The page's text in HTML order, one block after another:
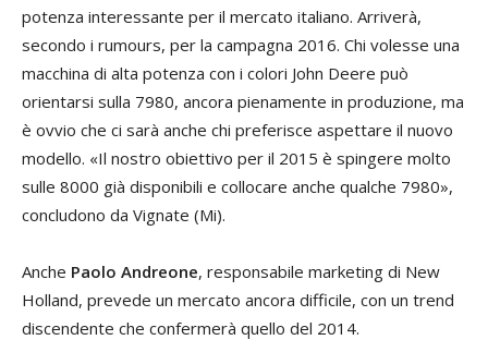
potenza interessante per il mercato italiano. Arriverà,
secondo i rumours, per la campagna 2016. Chi volesse una
macchina di alta potenza con i colori John Deere può
orientarsi sulla 7980, ancora pienamente in produzione, ma
è ovvio che ci sarà anche chi preferisce aspettare il nuovo
modello. «Il nostro obiettivo per il 2015 è spingere molto
sulle 8000 già disponibili e collocare anche qualche 7980»,
concludono da Vignate (Mi).
Anche Paolo Andreone, responsabile marketing di New
Holland, prevede un mercato ancora difficile, con un trend
discendente che confermerà quello del 2014.